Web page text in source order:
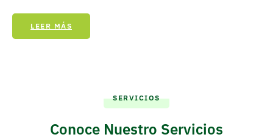
LEER MÁS
SERVICIOS
Conoce Nuestro Servicios